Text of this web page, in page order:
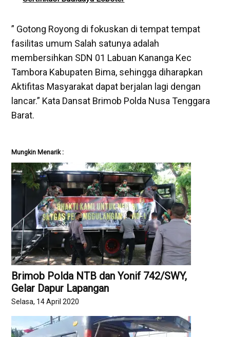
” Gotong Royong di fokuskan di tempat tempat
fasilitas umum Salah satunya adalah
membersihkan SDN 01 Labuan Kananga Kec
Tambora Kabupaten Bima, sehingga diharapkan
Aktifitas Masyarakat dapat berjalan lagi dengan
lancar.” Kata Dansat Brimob Polda Nusa Tenggara
Barat.
Mungkin Menarik :
Brimob Polda NTB dan Yonif 742/SWY,
Gelar Dapur Lapangan
Selasa, 14 April 2020